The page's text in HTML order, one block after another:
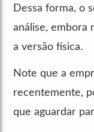
Dessa forma, o
análise, embora
a versão física.
Note que a
recentemente,
que aguardar